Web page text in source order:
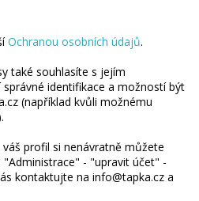
Ochranou osobních údajů.
také souhlasíte s jejím
identifikace a možností být
(například kvůli možnému
profil si nenávratně můžete
- "upravit účet" -
kontaktujte na info@tapka.cz a